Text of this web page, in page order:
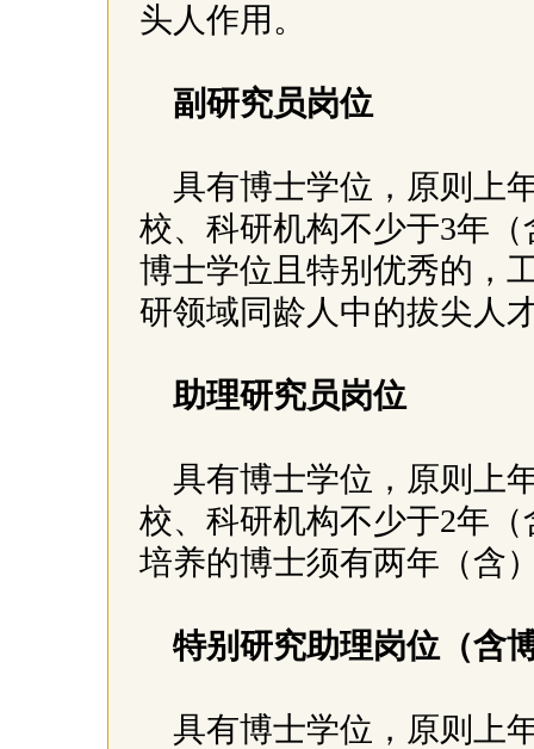
头人作用。
副研究员岗位
具有博士学位，原则上
校、科研机构不少于3年
博士学位且特别优秀的，
研领域同龄人中的拔尖人
助理研究员岗位
具有博士学位，原则上
校、科研机构不少于2年
培养的博士须有两年（
特别研究助理岗位（含
具有博士学位，原则上